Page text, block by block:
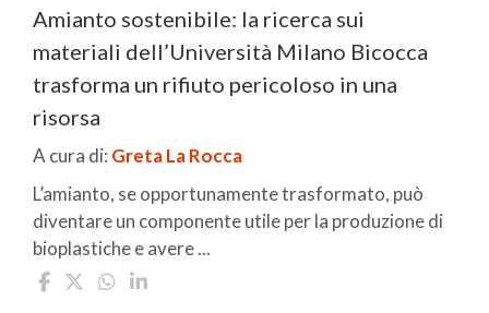
Amianto sostenibile: la ricerca sui
materiali dell’Università Milano Bicocca
trasforma un rifiuto pericoloso in una
risorsa
A cura di: Greta La Rocca
L’amianto, se opportunamente trasformato, può
diventare un componente utile per la produzione di
bioplastiche e avere ...